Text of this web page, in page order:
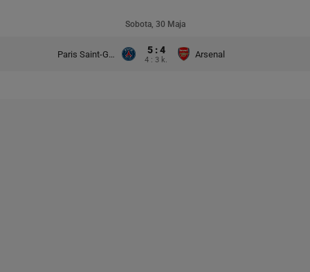
Sobota, 30 Maja
Paris Saint-Germain 5 : 4
4 : 3 k.
Arsenal